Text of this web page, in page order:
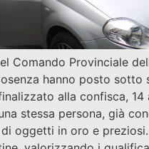
Comando Provinciale
hanno posto sotto
alla confisca,
stessa persona, già
oggetti in oro e